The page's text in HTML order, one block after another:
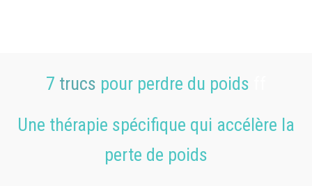
7 trucs pour perdre du poids
Une thérapie spécifique qui accélère la
perte de poids